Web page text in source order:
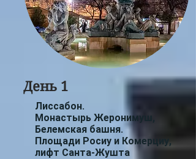
День 1
Лиссабон.
Монастырь Жеронимуш,
Белемская башня.
Площади Росиу и Комерциу,
лифт Санта-Жушта